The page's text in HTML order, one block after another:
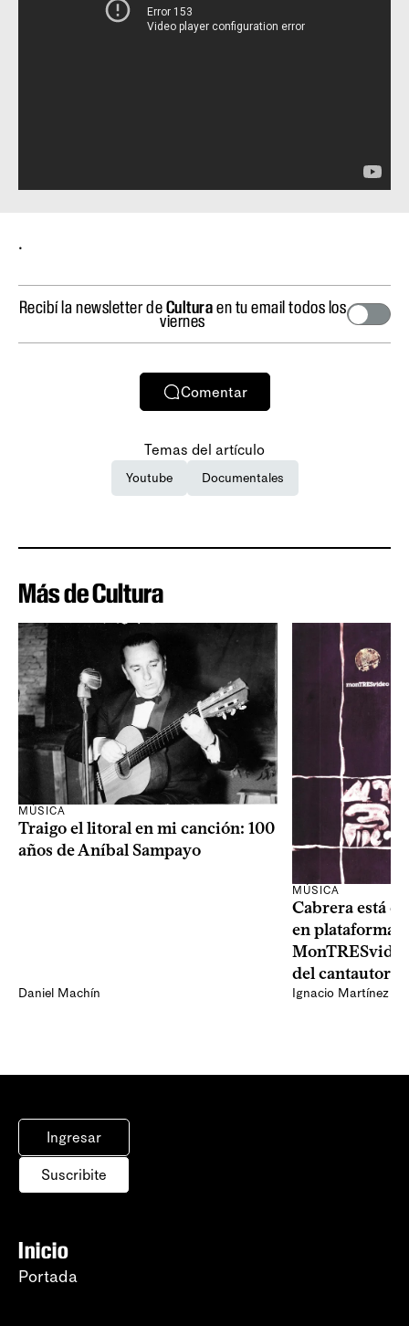
.
Recibí la newsletter deCulturaen tu email todos los
viernes
Comentar
Temas del artículo
Youtube Documentales
Más de Cultura
MÚSICA
Traigo el litoral en mi canción: 100
años de Aníbal Sampayo
Daniel Machín
MÚSICA
Cabrera está
en plataformas
del cantautor
Ignacio Martínez
Ingresar
Suscribite
Inicio
Portada